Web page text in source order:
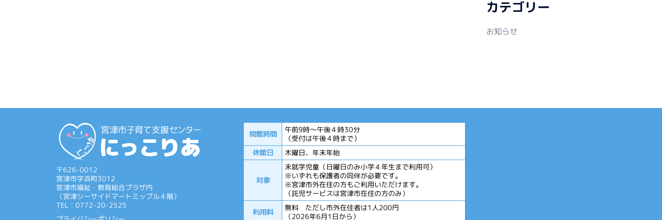
カテゴリー
お知らせ
〒626-0012
宮津市字浜町3012
宮津市福祉・教育総合プラザ内
（宮津シーサイドマートミップル４階）
TEL：0772-20-2525
開館時間
午前9時～午後４時30分
（受付は午後４時まで）
休館日
木曜日、年末年始
対象
未就学児童（日曜日のみ小学４年生まで利用可）
※いずれも保護者の同伴が必要です。
※宮津市外在住の方もご利用いただけます。
（託児サービスは宮津市在住の方のみ）
利用料
無料 ただし市外在住者は1人200円
（2026年6月1日から）